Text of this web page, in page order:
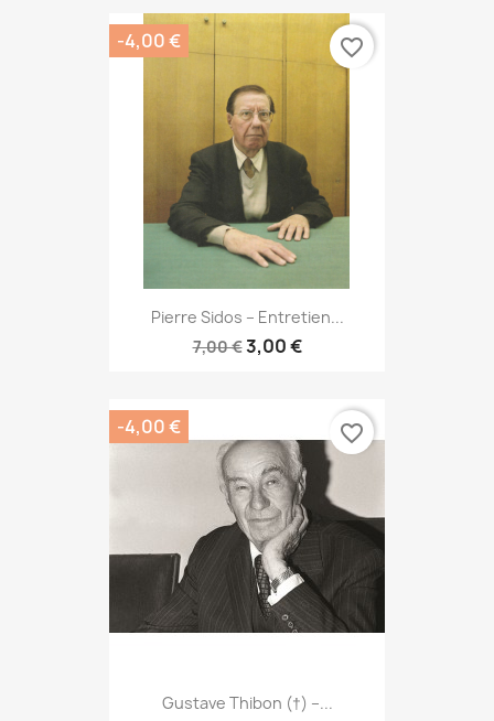
Pierre Sidos – Entretien...
7,00 €3,00 €
-4,00 € favorite_border
Gustave Thibon (†) –...
-4,00 € favorite_border